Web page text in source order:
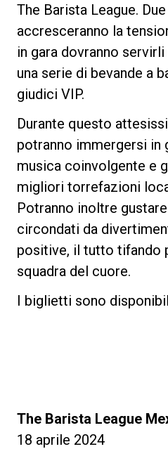
The Barista League.
accresceranno la
in gara dovranno
una serie di bevande a
giudici VIP.
Durante questo
potranno immergersi in
musica coinvolgente e
migliori torrefazioni
Potranno inoltre
circondati da
positive, il tutto tifando
squadra del cuore.
I biglietti sono
The Barista League
18 aprile 2024